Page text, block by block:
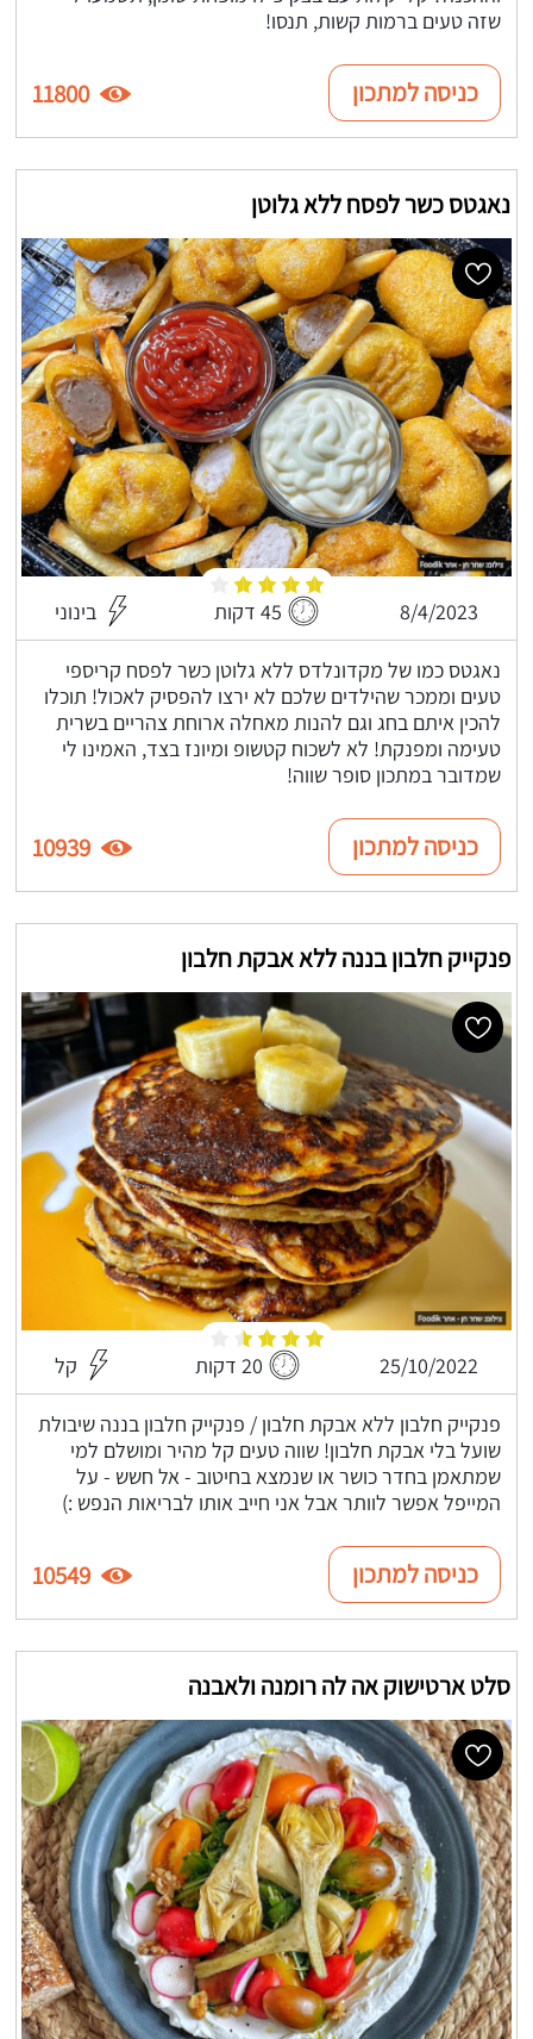
שזה טעים ברמות קשות, תנסו!
כניסה למתכון 11800
נאגטס כשר לפסח ללא גלוטן
8/4/2023 45 דקות בינוני
נאגטס כמו של מקדונלדס ללא גלוטן כשר לפסח קריספי
טעים וממכר שהילדים שלכם לא ירצו להפסיק לאכול! תוכלו
להכין איתם בחג וגם להנות מאחלה ארוחת צהריים בשרית
טעימה ומפנקת! לא לשכוח קטשופ ומיונז בצד, האמינו לי
שמדובר במתכון סופר שווה!
כניסה למתכון 10939
פנקייק חלבון בננה ללא אבקת חלבון
25/10/2022 20 דקות קל
פנקייק חלבון ללא אבקת חלבון / פנקייק חלבון בננה שיבולת
שועל בלי אבקת חלבון! שווה טעים קל מהיר ומושלם למי
שמתאמן בחדר כושר או שנמצא בחיטוב - אל חשש - על
המייפל אפשר לוותר אבל אני חייב אותו לבריאות הנפש :)
כניסה למתכון 10549
סלט ארטישוק אה לה רומנה ולאבנה